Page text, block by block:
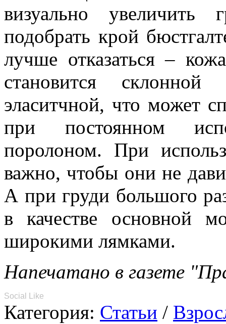
визуально
подобрать крой
лучше отказаться –
становится
эласитчной, что может
при постоянном
поролоном. При
важно, чтобы они не
А при груди большого
в качестве основной
широкими лямками.
Напечатано в газете
Social Like
Категория: Статьи /